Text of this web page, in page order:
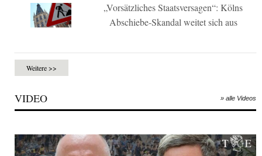
„Vorsätzliches Staatsversagen“: Kölns
Abschiebe-Skandal weitet sich aus
Weitere >>
VIDEO » alle Videos